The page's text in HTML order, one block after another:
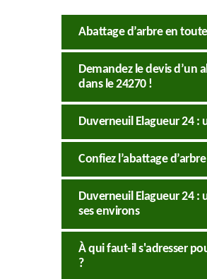
Abattage d’arbre en
Demandez le devis d’un
dans le 24270 !
Duverneuil Elagueur 24 :
Confiez l’abattage
Duverneuil Elagueur 24 :
ses environs
À qui faut-il s'adresser
?